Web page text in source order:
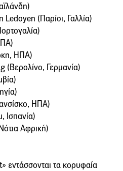
(Παρίσι, Γαλλία)
ΗΠΑ)
Γερμανία)
ΗΠΑ)
Ισπανία)
Αφρική)
εντάσσονται τα κορυφαία